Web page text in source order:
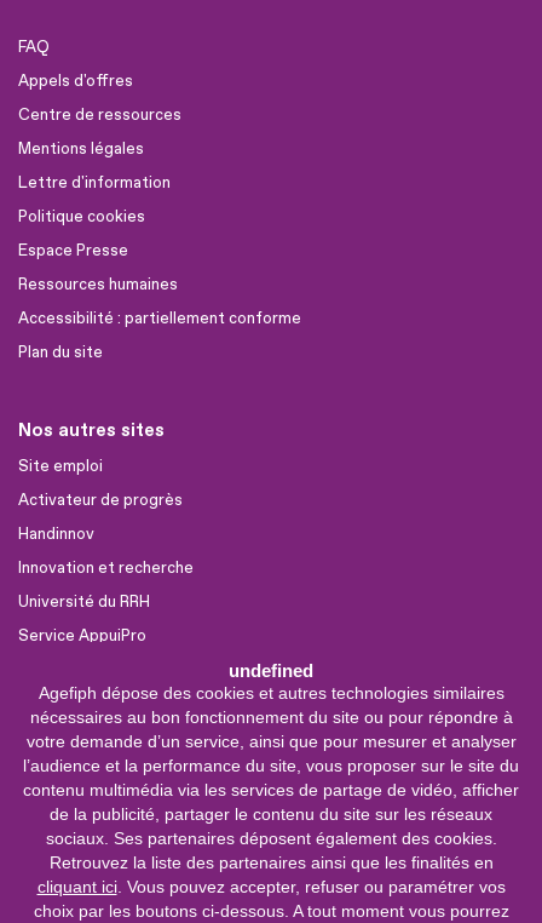
undefined
Agefiph dépose des cookies et autres technologies similaires
nécessaires au bon fonctionnement du site ou pour répondre à
votre demande d’un service, ainsi que pour mesurer et analyser
l’audience et la performance du site, vous proposer sur le site du
contenu multimédia via les services de partage de vidéo, afficher
de la publicité, partager le contenu du site sur les réseaux
sociaux. Ses partenaires déposent également des cookies.
Retrouvez la liste des partenaires ainsi que les finalités en
cliquant ici. Vous pouvez accepter, refuser ou paramétrer vos
choix par les boutons ci-dessous. A tout moment vous pourrez
FAQ
Appels d'offres
Centre de ressources
Mentions légales
Lettre d'information
Politique cookies
Espace Presse
Ressources humaines
Accessibilité : partiellement conforme
Plan du site
Nos autres sites
Site emploi
Activateur de progrès
Handinnov
Innovation et recherche
Université du RRH
Service AppuiPro
Nous suivre
Youtube
Linkedin
Facebook